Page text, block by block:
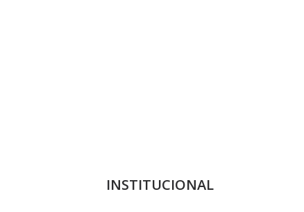
INSTITUCIONAL